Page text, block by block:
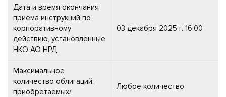
Дата и время окончания
приема инструкций по
корпоративному
действию, установленные
НКО АО НРД
03 декабря 2025 г. 16:00
Максимальное
количество облигаций,
приобретаемых/
Любое количество